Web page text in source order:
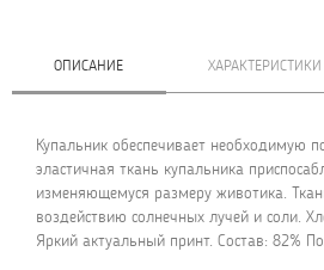
ОПИСАНИЕ ХАРАКТЕРИСТИКИ
Купальник обеспечивает необходимую
эластичная ткань купальника
изменяющемуся размеру животика.
воздействию солнечных лучей и соли.
Яркий актуальный принт. Состав: 82%